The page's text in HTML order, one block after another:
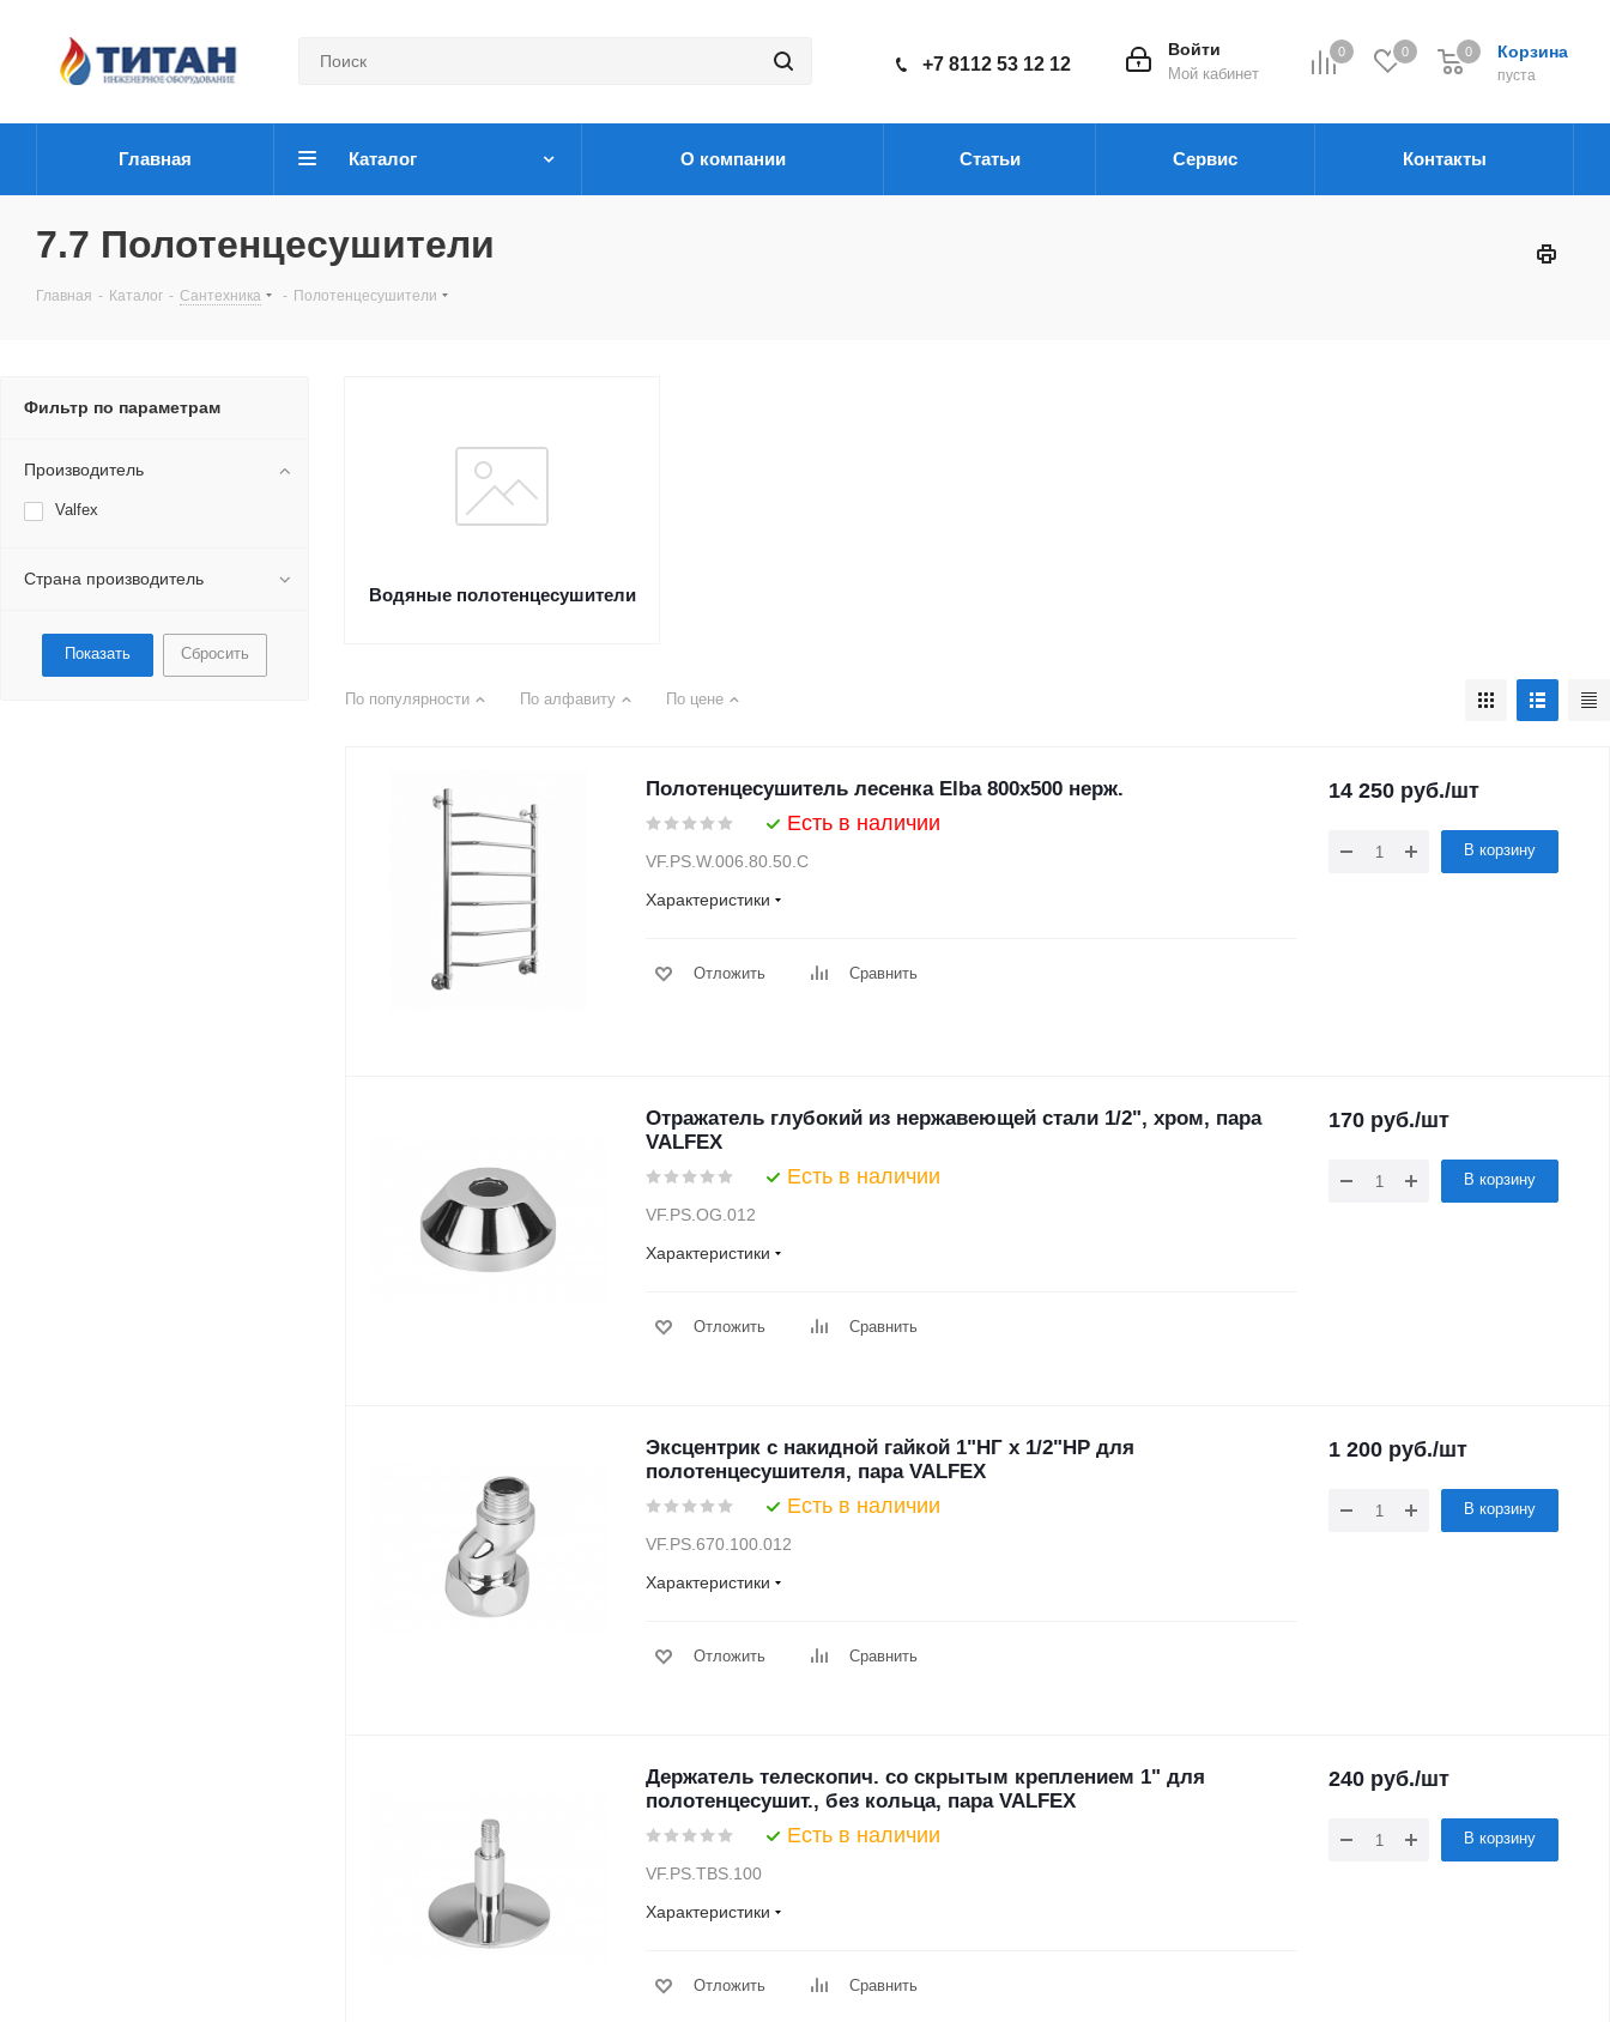
0 0 Корзина
пуста
0
Войти
Мой кабинет
+7 8112 53 12 12
Главная Каталог О компании Статьи Сервис Контакты
7.7 Полотенцесушители
Главная - Каталог - Сантехника - Полотенцесушители
Водяные полотенцесушители
По популярности По алфавиту По цене
Полотенцесушитель лесенка Elba 800х500 нерж.
Есть в наличии
VF.PS.W.006.80.50.C
Характеристики
Отложить Сравнить
14 250 руб./шт
В корзину
Отражатель глубокий из нержавеющей стали 1/2", хром, пара
VALFEX
Есть в наличии
VF.PS.OG.012
Характеристики
Отложить Сравнить
170 руб./шт
В корзину
Эксцентрик с накидной гайкой 1"НГ х 1/2"НР для
полотенцесушителя, пара VALFEX
Есть в наличии
VF.PS.670.100.012
Характеристики
Отложить Сравнить
1 200 руб./шт
В корзину
Держатель телескопич. со скрытым креплением 1" для
полотенцесушит., без кольца, пара VALFEX
Есть в наличии
VF.PS.TBS.100
Характеристики
Отложить Сравнить
240 руб./шт
В корзину
Фильтр по параметрам
Производитель
Valfex
Страна производитель
Сбросить